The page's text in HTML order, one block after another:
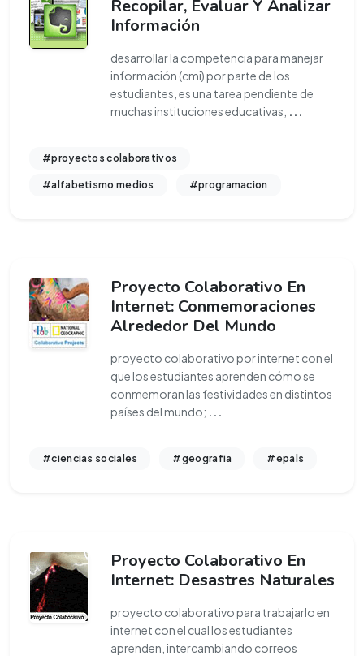
Recopilar, Evaluar Y Analizar
Información
desarrollar la competencia para manejar
información (cmi) por parte de los
estudiantes, es una tarea pendiente de
muchas instituciones educativas, ...
#proyectos colaborativos
#alfabetismo medios #programacion
Proyecto Colaborativo En
Internet: Conmemoraciones
Alrededor Del Mundo
proyecto colaborativo por internet con el
que los estudiantes aprenden cómo se
conmemoran las festividades en distintos
países del mundo; ...
#ciencias sociales #geografia #epals
Proyecto Colaborativo En
Internet: Desastres Naturales
proyecto colaborativo para trabajarlo en
internet con el cual los estudiantes
aprenden, intercambiando correos